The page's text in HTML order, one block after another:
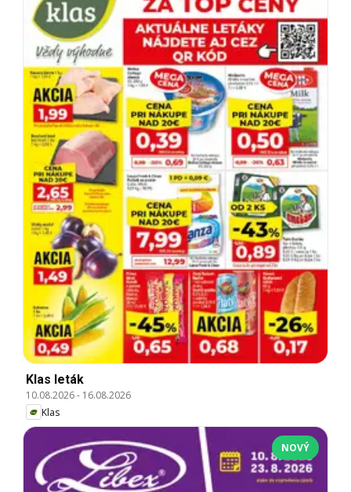
Klas leták
10.08.2026- 16.08.2026
Klas
NOVÝ